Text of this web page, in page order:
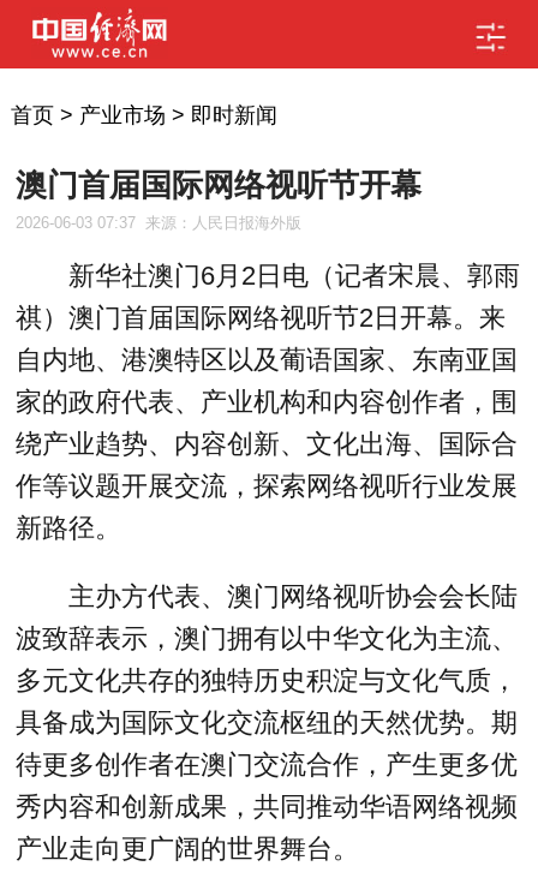
首页> 产业市场 > 即时新闻
澳门首届国际网络视听节开幕
2026-06-03 07:37 来源：人民日报海外版
新华社澳门6月2日电（记者宋晨、郭雨
祺）澳门首届国际网络视听节2日开幕。来
自内地、港澳特区以及葡语国家、东南亚国
家的政府代表、产业机构和内容创作者，围
绕产业趋势、内容创新、文化出海、国际合
作等议题开展交流，探索网络视听行业发展
新路径。
主办方代表、澳门网络视听协会会长陆
波致辞表示，澳门拥有以中华文化为主流、
多元文化共存的独特历史积淀与文化气质，
具备成为国际文化交流枢纽的天然优势。期
待更多创作者在澳门交流合作，产生更多优
秀内容和创新成果，共同推动华语网络视频
产业走向更广阔的世界舞台。